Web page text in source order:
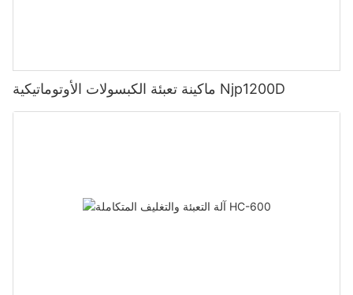
ماكينة تعبئة الكبسولات الأوتوماتيكية Njp1200D